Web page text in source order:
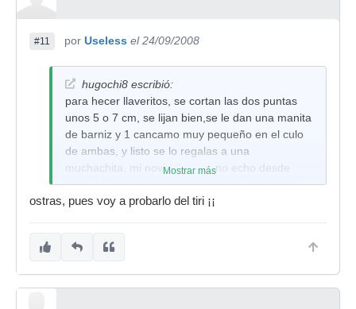
#11 por Useless el 24/09/2008
hugochi8 escribió:
para hecer llaveritos, se cortan las dos puntas
unos 5 o 7 cm, se lijan bien,se le dan una manita
de barniz y 1 cancamo muy pequeño en el culo
de ambas, y listo se lo regalas a una
muchachita, mi novia tioene uno echo desde
hace 4 años pro lo menos, tambien sirve para
que los buitres que la merodean sepan que su
cabezas.......lo pillan rapido.
saludos
Mostrar más
ostras, pues voy a probarlo del tiri ¡¡